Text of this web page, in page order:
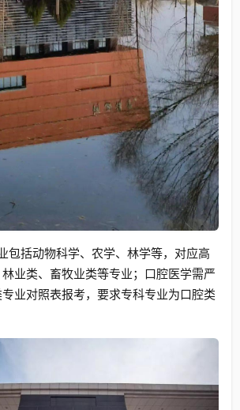
包括动物科学、农学、林学等，对应高
业类、畜牧业类等专业；口腔医学需严
业对照表报考，要求专科专业为口腔类